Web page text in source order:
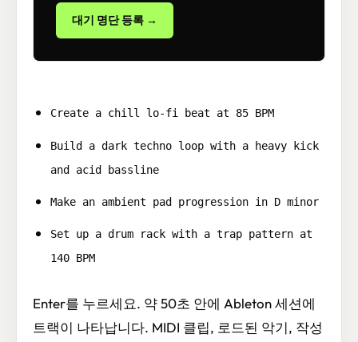
대기 명단 등록 →
Create a chill lo-fi beat at 85 BPM
Build a dark techno loop with a heavy kick
and acid bassline
Make an ambient pad progression in D minor
Set up a drum rack with a trap pattern at
140 BPM
Enter를 누르세요. 약 50초 안에 Ableton 세션에
트랙이 나타납니다. MIDI 클립, 로드된 악기, 작성